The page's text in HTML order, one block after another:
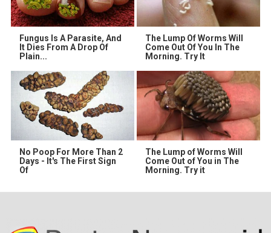
Fungus Is A Parasite, And
It Dies From A Drop Of
Plain...
The Lump Of Worms Will
Come Out Of You In The
Morning. Try It
No Poop For More Than 2
Days - It's The First Sign
Of
The Lump of Worms Will
Come Out of You in The
Morning. Try it